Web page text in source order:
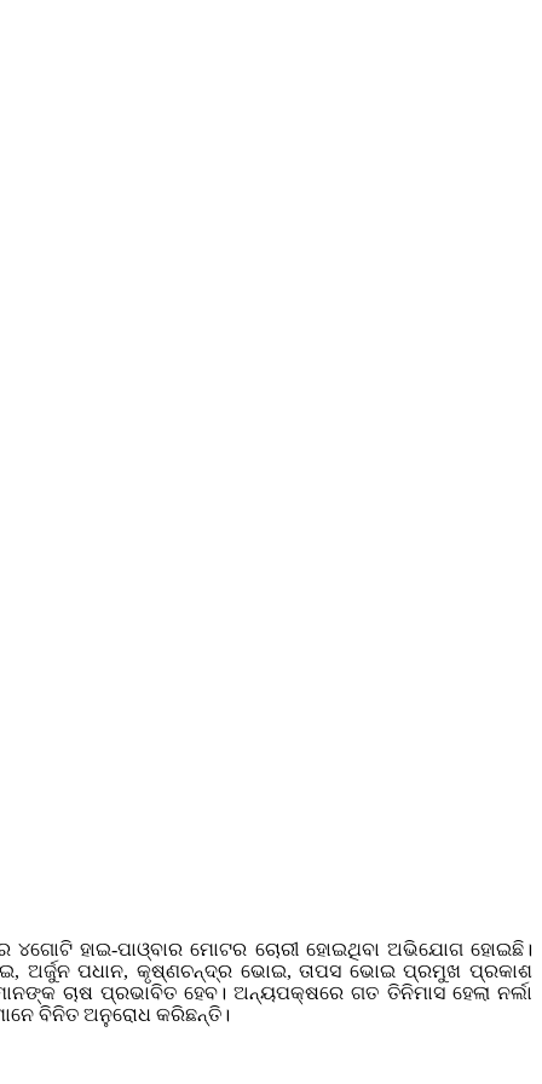
ହାଇ-ପାଓ୍ବାର ମୋଟର ଚୋରୀ ହୋଇଥିବା ଅଭିଯୋଗ ହୋଇଛି।
ଅର୍ଜୁନ ପଧାନ, କୃଷ୍ଣଚନ୍ଦ୍ର ଭୋଇ, ତାପସ ଭୋଇ ପ୍ରମୁଖ ପ୍ରକାଶ
ଚାଷ ପ୍ରଭାବିତ ହେବ। ଅନ୍ୟପକ୍ଷରେ ଗତ ତିନିମାସ ହେଲା ନର୍ଲା
ବିନିତ ଅନୁରୋଧ କରିଛନ୍ତି।